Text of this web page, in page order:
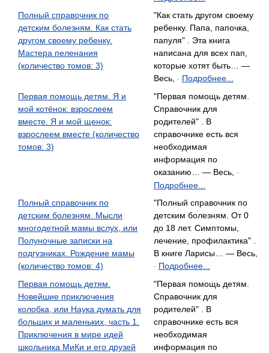
Полный справочник по
детским болезням. Как стать
другом своему ребенку.
Мастера пеленания
(количество томов: 3)
"Как стать другом своему
ребенку. Папа, папочка,
папуля" . Эта книга
написана для всех пап,
которые хотят быть… —
Весь,
- Подробнее...
Первая помощь детям. Я и
мой котёнок: взрослеем
вместе. Я и мой щенок:
взрослеем вместе (количество
томов: 3)
"Первая помощь детям.
Справочник для
родителей" . В
справочнике есть вся
необходимая
информация по
оказанию… — Весь,
-
Подробнее...
Полный справочник по
детским болезням. Мысли
многодетной мамы вслух, или
Полуночные записки на
подгузниках. Рождение мамы
(количество томов: 4)
"Полный справочник по
детским болезням. От 0
до 18 лет. Симптомы,
лечение, профилактика" .
В книге Ларисы… — Весь,
- Подробнее...
Первая помощь детям.
Новейшие приключения
колобка, или Наука думать для
больших и маленьких, часть 1.
Приключения в мире идей
школьника МиКи и его друзей
"Первая помощь детям.
Справочник для
родителей" . В
справочнике есть вся
необходимая
информация по